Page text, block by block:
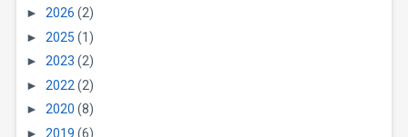
► 2026 (2)
► 2025 (1)
► 2023 (2)
► 2022 (2)
► 2020 (8)
► 2019 (6)